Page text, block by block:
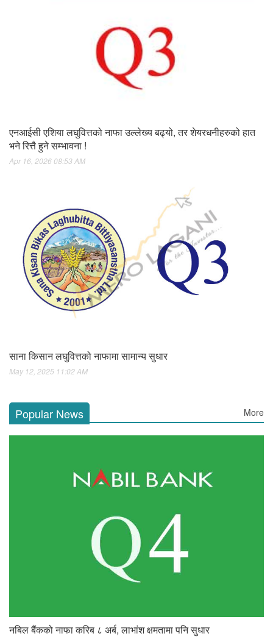
एनआईसी एशिया लघुवित्तको नाफा उल्लेख्य बढ्यो, तर शेयरधनीहरुको हात
भने रित्तै हुने सम्भावना !
Apr 16, 2026 08:53 AM
साना किसान लघुवित्तको नाफामा सामान्य सुधार
May 12, 2025 11:02 AM
Popular News More
नबिल बैंकको नाफा करिब ८ अर्ब, लाभांश क्षमतामा पनि सुधार